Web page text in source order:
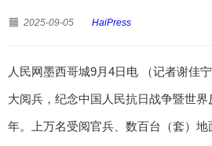
2025-09-05 HaiPress
人民网墨西哥城9月4日电 （记者谢佳
大阅兵，纪念中国人民抗日战争暨世
年。上万名受阅官兵、数百台（套）